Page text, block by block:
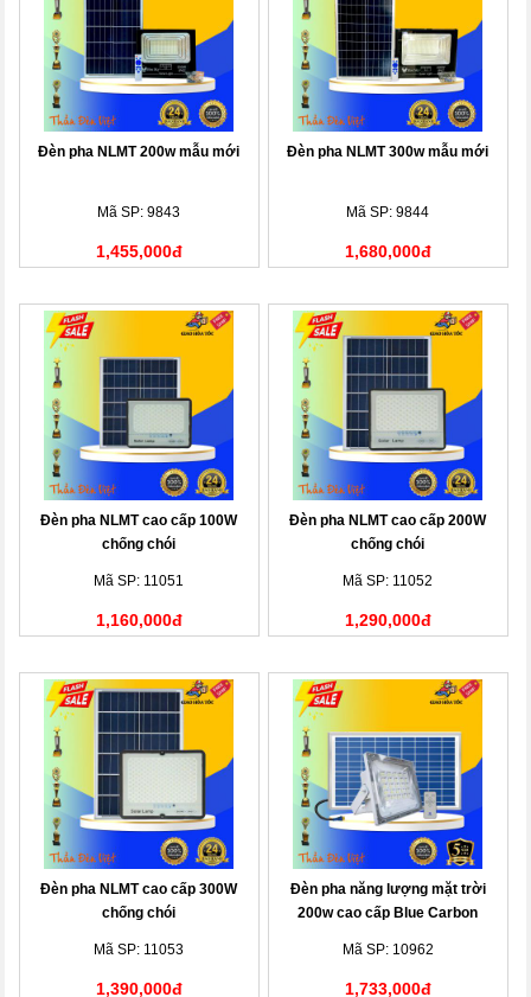
Đèn pha NLMT 200w mẫu mới
Mã SP: 9843
1,455,000đ
Đèn pha NLMT 300w mẫu mới
Mã SP: 9844
1,680,000đ
Đèn pha NLMT cao cấp 100W
chống chói
Mã SP: 11051
1,160,000đ
Đèn pha NLMT cao cấp 200W
chống chói
Mã SP: 11052
1,290,000đ
Đèn pha NLMT cao cấp 300W
chống chói
Mã SP: 11053
1,390,000đ
Đèn pha năng lượng mặt trời
200w cao cấp Blue Carbon
Mã SP: 10962
1,733,000đ